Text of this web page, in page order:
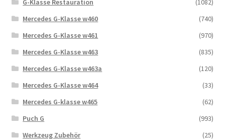
G-Klasse Restauration
(1082)
Mercedes G-Klasse w460
(740)
Mercedes G-Klasse w461
(970)
Mercedes G-Klasse w463
(835)
Mercedes G-Klasse w463a
(120)
Mercedes G-Klasse w464
(33)
Mercedes G-klasse w465
(62)
Puch G
(993)
Werkzeug Zubehör
(25)